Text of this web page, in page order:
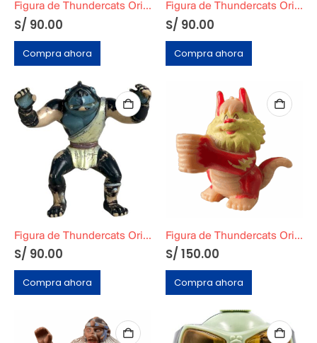
Figura de Thundercats Original Telepix
S/ 90.00
Compra ahora
Figura de Thundercats Original Telepix
S/ 90.00
Compra ahora
Figura de Thundercats Original Telepix
S/ 90.00
Compra ahora
Figura de Thundercats Original Telepix
S/ 150.00
Compra ahora